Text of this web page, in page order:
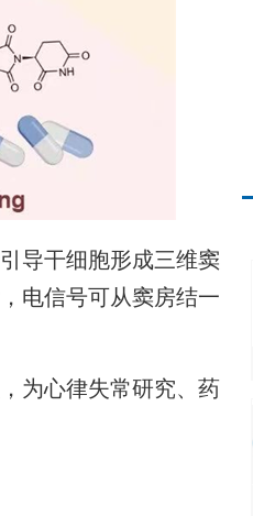
导干细胞形成三维窦
电信号可从窦房结一
为心律失常研究、药